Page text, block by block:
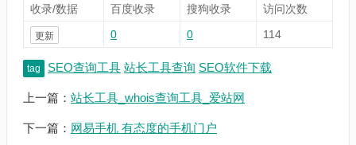
收录/数据 百度收录 搜狗收录 访问次数
更新 0 0 114
tag SEO查询工具 站长工具查询 SEO软件下载
上一篇： 站长工具_whois查询工具_爱站网
下一篇： 网易手机 有态度的手机门户